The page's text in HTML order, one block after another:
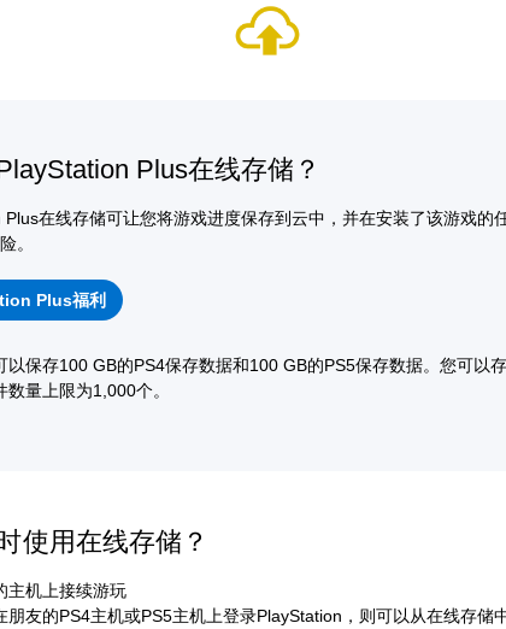
Plus在线存储？
Plus在线存储可让您将游戏进度保存到云中，并在安装了该游戏的
。
Plus福利
以保存100 GB的PS4保存数据和100 GB的PS5保存数据。您可以
数量上限为1,000个。
使用在线存储？
主机上接续游玩
朋友的PS4主机或PS5主机上登录PlayStation，则可以从在线存储